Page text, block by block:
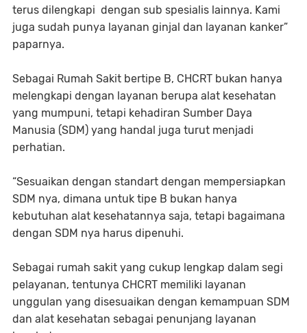
terus dilengkapi dengan sub spesialis lainnya. Kami
juga sudah punya layanan ginjal dan layanan kanker”
paparnya.
Sebagai Rumah Sakit bertipe B, CHCRT bukan hanya
melengkapi dengan layanan berupa alat kesehatan
yang mumpuni, tetapi kehadiran Sumber Daya
Manusia (SDM) yang handal juga turut menjadi
perhatian.
“Sesuaikan dengan standart dengan mempersiapkan
SDM nya, dimana untuk tipe B bukan hanya
kebutuhan alat kesehatannya saja, tetapi bagaimana
dengan SDM nya harus dipenuhi.
Sebagai rumah sakit yang cukup lengkap dalam segi
pelayanan, tentunya CHCRT memiliki layanan
unggulan yang disesuaikan dengan kemampuan SDM
dan alat kesehatan sebagai penunjang layanan